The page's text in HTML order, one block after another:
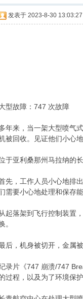
发表于 2023-8-30 13:03:27
型故障：747 次故障
年来，当一架大型喷气
被回收。见证他们小心
于亚利桑那州马拉纳的
先，工作人员小心地排
需要小心地处理和保存
从起落架到飞行控制装置
。
后，机身被切开，金属
录片《747 崩溃/747
过程，以及为了环境保